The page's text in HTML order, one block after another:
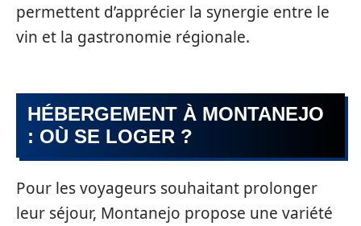
permettent d’apprécier la synergie entre le
vin et la gastronomie régionale.
HÉBERGEMENT À MONTANEJO
: OÙ SE LOGER ?
Pour les voyageurs souhaitant prolonger
leur séjour, Montanejo propose une variété